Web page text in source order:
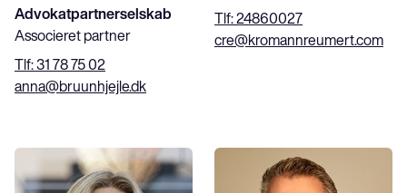
Advokatpartnerselskab
Associeret partner
Tlf:31 78 75 02
anna@bruunhjejle.dk
Tlf:24860027
cre@kromannreumert.com